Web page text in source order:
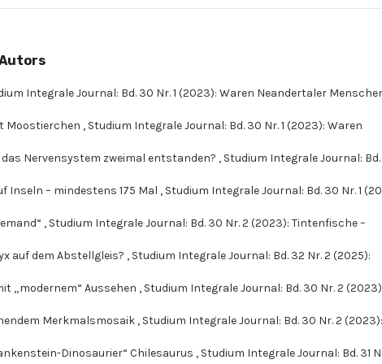
Integrale Journal: Bd. 30 Nr. 1 (2023): Waren Neandertaler
Moostierchen , Studium Integrale Journal: Bd. 30 Nr. 1 (2023): Waren
Nervensystem zweimal entstanden? , Studium Integrale Journal:
Inseln – mindestens 175 Mal , Studium Integrale Journal: Bd. 30 Nr. 1
, Studium Integrale Journal: Bd. 30 Nr. 2 (2023): Tintenfische –
auf dem Abstellgleis? , Studium Integrale Journal: Bd. 32 Nr. 2 (2025):
„modernem“ Aussehen , Studium Integrale Journal: Bd. 30 Nr. 2
Merkmalsmosaik , Studium Integrale Journal: Bd. 30 Nr. 2 (2023):
Dinosaurier“ Chilesaurus , Studium Integrale Journal: Bd. 31